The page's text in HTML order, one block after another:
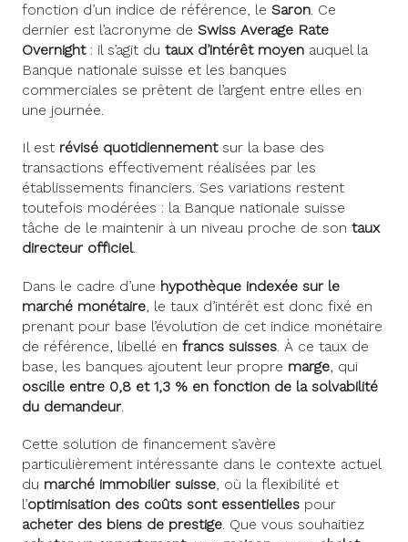
fonction d’un indice de référence, le Saron. Ce
dernier est l’acronyme de Swiss Average Rate
Overnight: il s’agit du taux d’intérêt moyen auquel la
Banque nationale suisse et les banques
commerciales se prêtent de l’argent entre elles en
une journée.
Il est révisé quotidiennementsur la base des
transactions effectivement réalisées par les
établissements financiers. Ses variations restent
toutefois modérées : la Banque nationale suisse
tâche de le maintenir à un niveau proche de son taux
directeur officiel.
Dans le cadre d’une hypothèque indexée sur le
marché monétaire , le taux d’intérêt est donc fixé en
prenant pour base l’évolution de cet indice monétaire
de référence, libellé en francs suisses . À ce taux de
base, les banques ajoutent leur propre marge , qui
oscille entre 0,8 et 1,3 % en fonction de la solvabilité
du demandeur
Cette solution de financement s’avère
particulièrement intéressante dans le contexte actuel
du marché immobilier suisse , où la flexibilité et
l’optimisation des coûts sont essentielles pour
acheter des biens de prestige . Que vous souhaitiez